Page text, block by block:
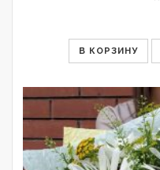
В КОРЗИНУ